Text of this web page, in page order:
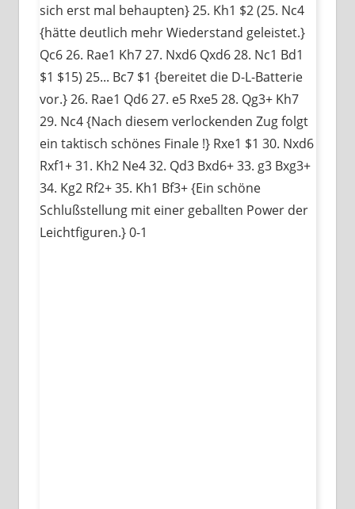
sich erst mal behaupten} 25. Kh1 $2 (25. Nc4
{hätte deutlich mehr Wiederstand geleistet.}
Qc6 26. Rae1 Kh7 27. Nxd6 Qxd6 28. Nc1 Bd1
$1 $15) 25... Bc7 $1 {bereitet die D-L-Batterie
vor.} 26. Rae1 Qd6 27. e5 Rxe5 28. Qg3+ Kh7
29. Nc4 {Nach diesem verlockenden Zug folgt
ein taktisch schönes Finale !} Rxe1 $1 30. Nxd6
Rxf1+ 31. Kh2 Ne4 32. Qd3 Bxd6+ 33. g3 Bxg3+
34. Kg2 Rf2+ 35. Kh1 Bf3+ {Ein schöne
Schlußstellung mit einer geballten Power der
Leichtfiguren.} 0-1